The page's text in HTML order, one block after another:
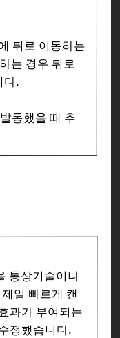
뒤로 이동하는
는 경우 뒤로
다.
동했을 때 추
통상기술이나
일 빠르게 캔
과가 부여되는
정했습니다.